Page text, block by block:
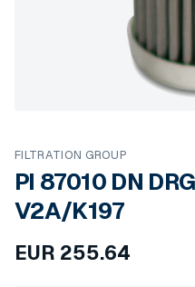
FILTRATION GROUP
PI 87010 DN
V2A/K197
EUR 255.64